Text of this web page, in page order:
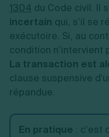
1304 du Code civil. Il
incertain qui, s’il se
exécutoire. Si, au
condition n’intervient
La transaction est
clause suspensive
répandue.
En pratique : c’est